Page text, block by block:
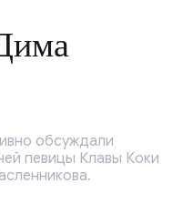
обсуждали
певицы Клавы Коки